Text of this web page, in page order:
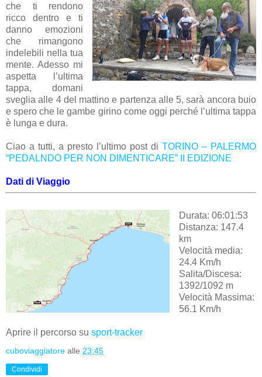
che ti rendono
ricco dentro e ti
danno emozioni
che rimangono
indelebili nella tua
mente. Adesso mi
aspetta l’ultima
tappa, domani
sveglia alle 4 del mattino e partenza alle 5, sarà ancora buio
e spero che le gambe girino come oggi perché l’ultima tappa
è lunga e dura.
Ciao a tutti, a presto l’ultimo post di TORINO – PALERMO
“PEDALNDO PER NON DIMENTICARE” II EDIZIONE
Dati di Viaggio
Durata: 06:01:53
Distanza: 147.4
km
Velocità media:
24.4 Km/h
Salita/Discesa:
1392/1092 m
Velocità Massima:
56.1 Km/h
Aprire il percorso su sport-tracker
cuboviaggiatore alle 23:45
Condividi